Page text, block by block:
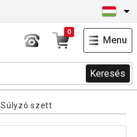
Keresés
0
Menu
Súlyzó szett